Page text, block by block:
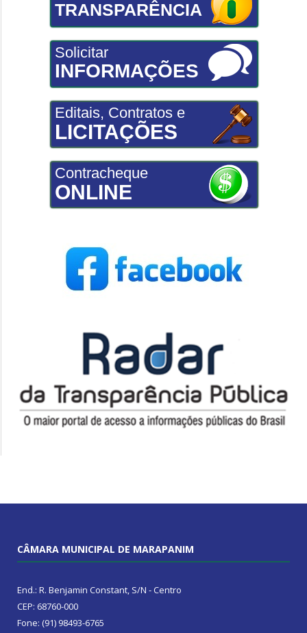
TRANSPARÊNCIA
Solicitar
INFORMAÇÕES
Editais, Contratos e
LICITAÇÕES
Contracheque
ONLINE
CÂMARA MUNICIPAL DE MARAPANIM
End.: R. Benjamin Constant, S/N - Centro
CEP: 68760-000
Fone: (91) 98493-6765